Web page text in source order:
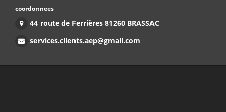
coordonnees
44 route de Ferrières 81260 BRASSAC
services.clients.aep@gmail.com